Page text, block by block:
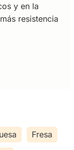
y en la
resistencia
Fresa